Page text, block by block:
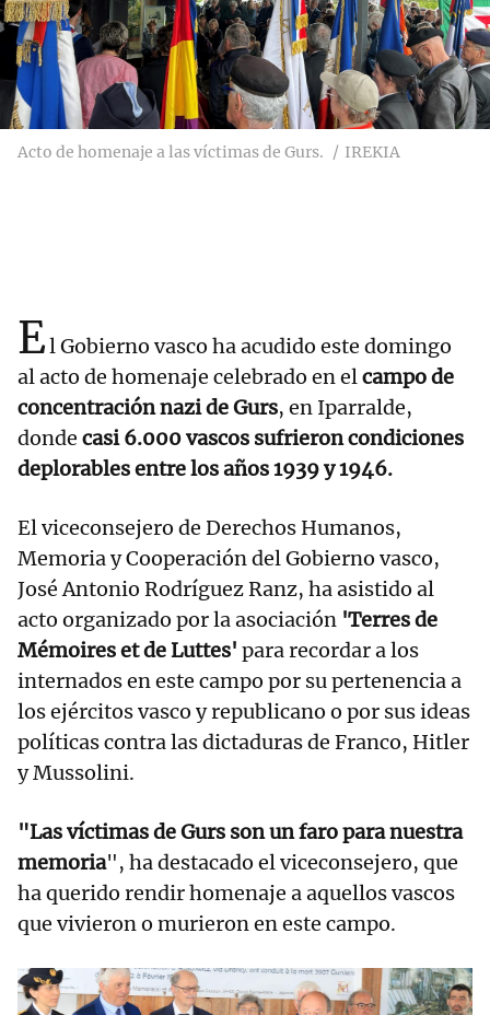
Acto de homenaje a las víctimas de Gurs. IREKIA
El Gobierno vasco ha acudido este domingo
al acto de homenaje celebrado en elcampo de
concentración nazi de Gurs, en Iparralde,
donde casi 6.000 vascos sufrieron condiciones
deplorables entre los años 1939 y 1946.
El viceconsejero de Derechos Humanos,
Memoria y Cooperación del Gobierno vasco,
José Antonio Rodríguez Ranz, ha asistido al
acto organizado por la asociación 'Terres de
Mémoires et de Luttes' para recordar a los
internados en este campo por su pertenencia a
los ejércitos vasco y republicano o por sus ideas
políticas contra las dictaduras de Franco, Hitler
y Mussolini.
"Las víctimas de Gurs son un faro para nuestra
memoria", ha destacado el viceconsejero, que
ha querido rendir homenaje a aquellos vascos
que vivieron o murieron en este campo.